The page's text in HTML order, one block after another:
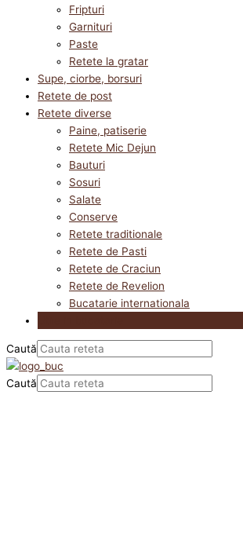
Fripturi
Garnituri
Paste
Retete la gratar
Supe, ciorbe, borsuri
Retete de post
Retete diverse
Paine, patiserie
Retete Mic Dejun
Bauturi
Sosuri
Salate
Conserve
Retete traditionale
Retete de Pasti
Retete de Craciun
Retete de Revelion
Bucatarie internationala
Caută
Caută